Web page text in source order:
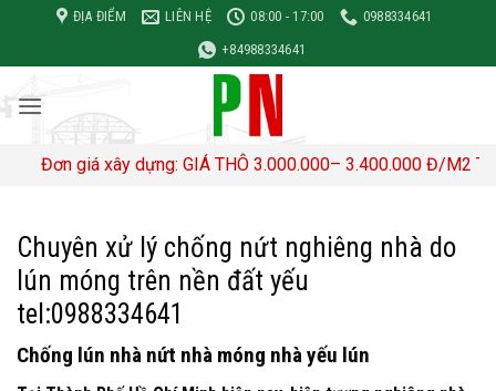
nội
dung
ĐỊA ĐIỂM LIÊN HỆ 08:00 - 17:00
0988334641
+84988334641
giá xây dựng: GIÁ THÔ 3.000.000– 3.400.000 Đ/M2 TRỌN
Chuyên xử lý chống nứt nghiêng nhà do
lún móng trên nền đất yếu
tel:0988334641
Chống lún nhà nứt nhà móng nhà yếu lún